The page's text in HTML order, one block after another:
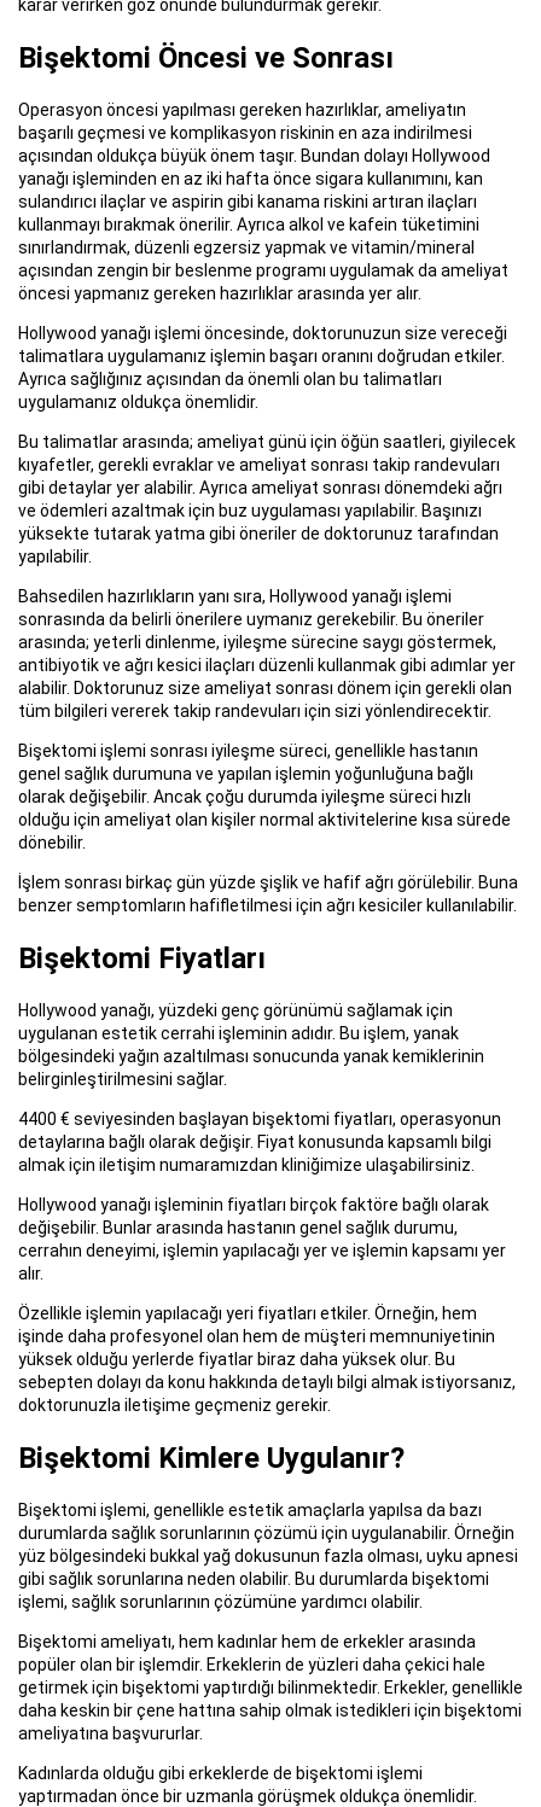
karar verirken göz önünde bulundurmak gerekir.
Bişektomi Öncesi ve Sonrası
Operasyon öncesi yapılması gereken hazırlıklar, ameliyatın
başarılı geçmesi ve komplikasyon riskinin en aza indirilmesi
açısından oldukça büyük önem taşır. Bundan dolayı Hollywood
yanağı işleminden en az iki hafta önce sigara kullanımını, kan
sulandırıcı ilaçlar ve aspirin gibi kanama riskini artıran ilaçları
kullanmayı bırakmak önerilir. Ayrıca alkol ve kafein tüketimini
sınırlandırmak, düzenli egzersiz yapmak ve vitamin/mineral
açısından zengin bir beslenme programı uygulamak da ameliyat
öncesi yapmanız gereken hazırlıklar arasında yer alır.
Hollywood yanağı işlemi öncesinde, doktorunuzun size vereceği
talimatlara uygulamanız işlemin başarı oranını doğrudan etkiler.
Ayrıca sağlığınız açısından da önemli olan bu talimatları
uygulamanız oldukça önemlidir.
Bu talimatlar arasında; ameliyat günü için öğün saatleri, giyilecek
kıyafetler, gerekli evraklar ve ameliyat sonrası takip randevuları
gibi detaylar yer alabilir. Ayrıca ameliyat sonrası dönemdeki ağrı
ve ödemleri azaltmak için buz uygulaması yapılabilir. Başınızı
yüksekte tutarak yatma gibi öneriler de doktorunuz tarafından
yapılabilir.
Bahsedilen hazırlıkların yanı sıra, Hollywood yanağı işlemi
sonrasında da belirli önerilere uymanız gerekebilir. Bu öneriler
arasında; yeterli dinlenme, iyileşme sürecine saygı göstermek,
antibiyotik ve ağrı kesici ilaçları düzenli kullanmak gibi adımlar yer
alabilir. Doktorunuz size ameliyat sonrası dönem için gerekli olan
tüm bilgileri vererek takip randevuları için sizi yönlendirecektir.
Bişektomi işlemi sonrası iyileşme süreci, genellikle hastanın
genel sağlık durumuna ve yapılan işlemin yoğunluğuna bağlı
olarak değişebilir. Ancak çoğu durumda iyileşme süreci hızlı
olduğu için ameliyat olan kişiler normal aktivitelerine kısa sürede
dönebilir.
İşlem sonrası birkaç gün yüzde şişlik ve hafif ağrı görülebilir. Buna
benzer semptomların hafifletilmesi için ağrı kesiciler kullanılabilir.
Bişektomi Fiyatları
Hollywood yanağı, yüzdeki genç görünümü sağlamak için
uygulanan estetik cerrahi işleminin adıdır. Bu işlem, yanak
bölgesindeki yağın azaltılması sonucunda yanak kemiklerinin
belirginleştirilmesini sağlar.
4400 € seviyesinden başlayan bişektomi fiyatları, operasyonun
detaylarına bağlı olarak değişir. Fiyat konusunda kapsamlı bilgi
almak için iletişim numaramızdan kliniğimize ulaşabilirsiniz.
Hollywood yanağı işleminin fiyatları birçok faktöre bağlı olarak
değişebilir. Bunlar arasında hastanın genel sağlık durumu,
cerrahın deneyimi, işlemin yapılacağı yer ve işlemin kapsamı yer
alır.
Özellikle işlemin yapılacağı yeri fiyatları etkiler. Örneğin, hem
işinde daha profesyonel olan hem de müşteri memnuniyetinin
yüksek olduğu yerlerde fiyatlar biraz daha yüksek olur. Bu
sebepten dolayı da konu hakkında detaylı bilgi almak istiyorsanız,
doktorunuzla iletişime geçmeniz gerekir.
Bişektomi Kimlere Uygulanır?
Bişektomi işlemi, genellikle estetik amaçlarla yapılsa da bazı
durumlarda sağlık sorunlarının çözümü için uygulanabilir. Örneğin
yüz bölgesindeki bukkal yağ dokusunun fazla olması, uyku apnesi
gibi sağlık sorunlarına neden olabilir. Bu durumlarda bişektomi
işlemi, sağlık sorunlarının çözümüne yardımcı olabilir.
Bişektomi ameliyatı, hem kadınlar hem de erkekler arasında
popüler olan bir işlemdir. Erkeklerin de yüzleri daha çekici hale
getirmek için bişektomi yaptırdığı bilinmektedir. Erkekler, genellikle
daha keskin bir çene hattına sahip olmak istedikleri için bişektomi
ameliyatına başvururlar.
Kadınlarda olduğu gibi erkeklerde de bişektomi işlemi
yaptırmadan önce bir uzmanla görüşmek oldukça önemlidir.